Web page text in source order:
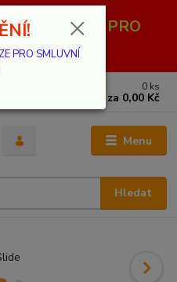
POUZE PRO
Menu
Hledat
0 ks
za 0,00 Kč
PRO SMLUVNÍ